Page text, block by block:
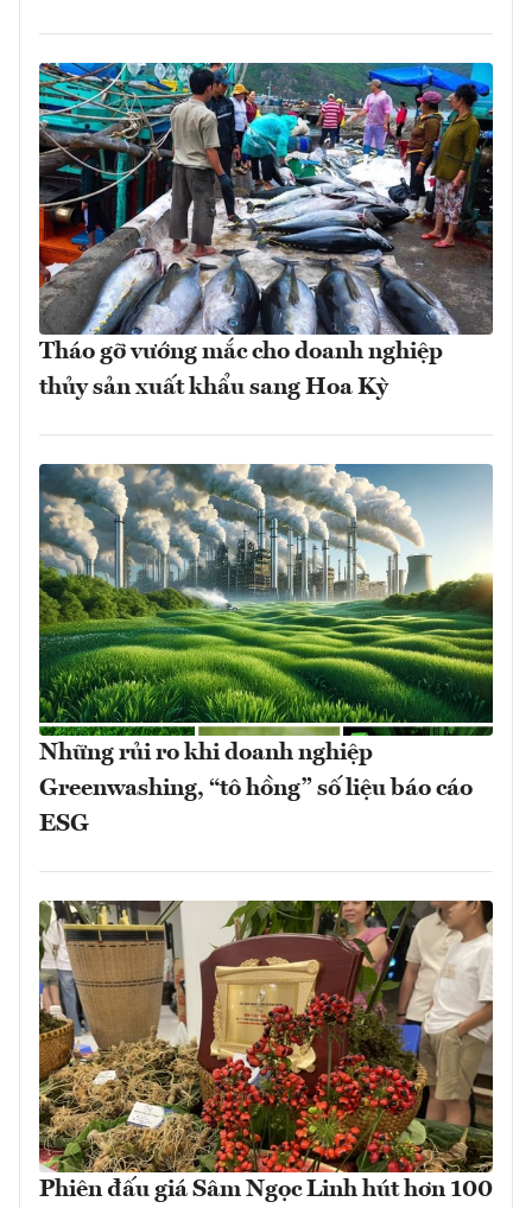
Tháo gỡ vướng mắc cho doanh nghiệp
thủy sản xuất khẩu sang Hoa Kỳ
Những rủi ro khi doanh nghiệp
Greenwashing, “tô hồng” số liệu báo cáo
ESG
Phiên đấu giá Sâm Ngọc Linh hút hơn 100